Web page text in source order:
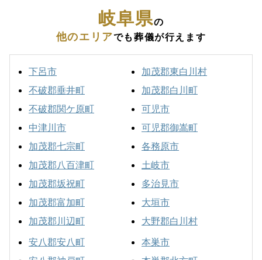
岐阜県の
他のエリアでも葬儀が行えます
下呂市
不破郡垂井町
不破郡関ケ原町
中津川市
加茂郡七宗町
加茂郡八百津町
加茂郡坂祝町
加茂郡富加町
加茂郡川辺町
加茂郡東白川村
加茂郡白川町
可児市
可児郡御嵩町
各務原市
土岐市
多治見市
大垣市
大野郡白川村
安八郡安八町
本巣市